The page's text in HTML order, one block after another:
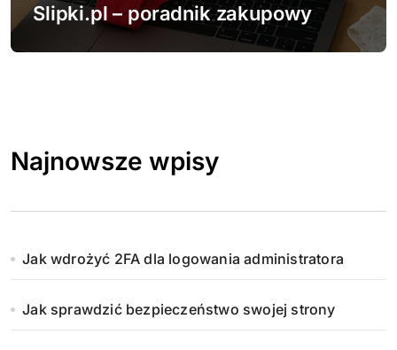
Slipki.pl – poradnik zakupowy
Najnowsze wpisy
Jak wdrożyć 2FA dla logowania administratora
Jak sprawdzić bezpieczeństwo swojej strony